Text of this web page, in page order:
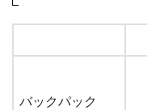
バックパック